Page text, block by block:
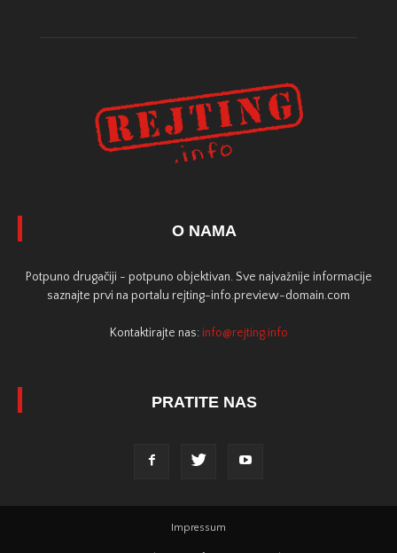
O NAMA
Potpuno drugačiji - potpuno objektivan. Sve najvažnije informacije
saznajte prvi na portalu rejting-info.preview-domain.com
Kontaktirajte nas: info@rejting.info
PRATITE NAS
Impressum